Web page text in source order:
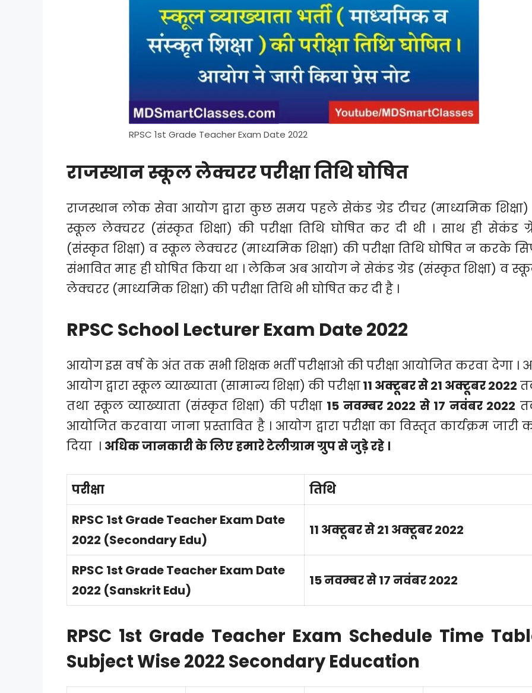
RPSC 1st Grade Teacher Exam Date 2022
राजस्थान स्कूल लेक्चरर परीक्षा तिथि घोषित
राजस्थान लोक सेवा आयोग द्वारा कुछ समय पहले सेकंड ग्रेड टीचर (माध्यमिक
स्कूल लेक्चरर (संस्कृत शिक्षा) की परीक्षा तिथि घोषित कर दी थी । साथ ही सेकंड
(संस्कृत शिक्षा) व स्कूल लेक्चरर (माध्यमिक शिक्षा) की परीक्षा तिथि घोषित न करके
संभावित माह ही घोषित किया था । लेकिन अब आयोग ने सेकंड ग्रेड (संस्कृत शिक्षा) व
लेक्चरर (माध्यमिक शिक्षा) की परीक्षा तिथि भी घोषित कर दी है ।
RPSC School Lecturer Exam Date 2022
आयोग इस वर्ष के अंत तक सभी शिक्षक भर्ती परीक्षाओ की परीक्षा आयोजित करवा देगा ।
आयोग द्वारा स्कूल व्याख्याता (सामान्य शिक्षा) की परीक्षा11 अक्टूबर से 21 अक्टूबर 2022
तथा स्कूल व्याख्याता (संस्कृत शिक्षा) की परीक्षा 15 नवम्बर 2022 से 17 नवंबर 2022
आयोजित करवाया जाना प्रस्तावित है । आयोग द्वारा परीक्षा का विस्तृत कार्यक्रम जारी
दिया । अधिक जानकारी के लिए हमारे टेलीग्राम ग्रुप से जुड़े रहे ।
परीक्षा
तिथि
RPSC 1st Grade Teacher Exam Date
2022 (Secondary Edu)
11 अक्टूबर से 21 अक्टूबर 2022
RPSC 1st Grade Teacher Exam Date
2022 (Sanskrit Edu)
15 नवम्बर से 17 नवंबर 2022
RPSC 1st Grade Teacher Exam Schedule Time
Subject Wise 2022 Secondary Education